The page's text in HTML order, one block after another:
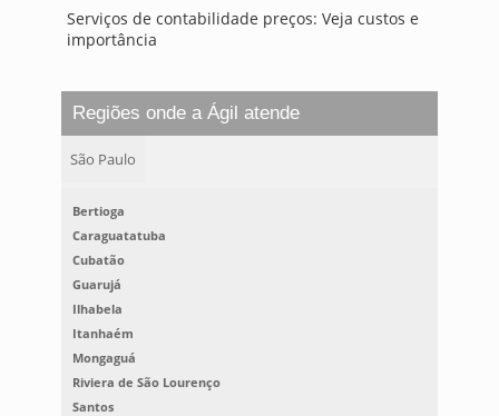
Serviços de contabilidade preços: Veja custos e
importância
Regiões onde a Ágil atende
São Paulo
Bertioga
Caraguatatuba
Cubatão
Guarujá
Ilhabela
Itanhaém
Mongaguá
Riviera de São Lourenço
Santos